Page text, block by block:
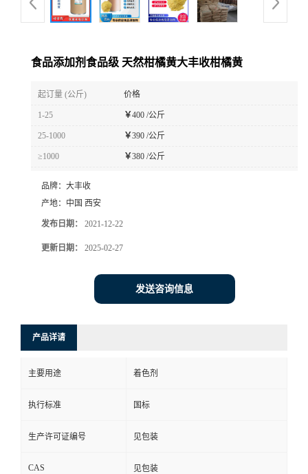
食品添加剂食品级 天然柑橘黄大丰收柑橘黄
起订量 (公斤) 价格
1-25 ￥400 /公斤
25-1000 ￥390 /公斤
≥1000 ￥380 /公斤
品牌： 大丰收
产地： 中国 西安
发布日期： 2021-12-22
更新日期： 2025-02-27
发送咨询信息
产品详请
主要用途 着色剂
执行标准 国标
生产许可证编号 见包装
CAS 见包装